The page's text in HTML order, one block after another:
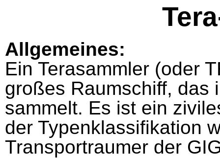
Allgemeines:
Ein Terasammler (oder
großes Raumschiff, das
sammelt. Es ist ein
der Typenklassifikation
Transportraumer der